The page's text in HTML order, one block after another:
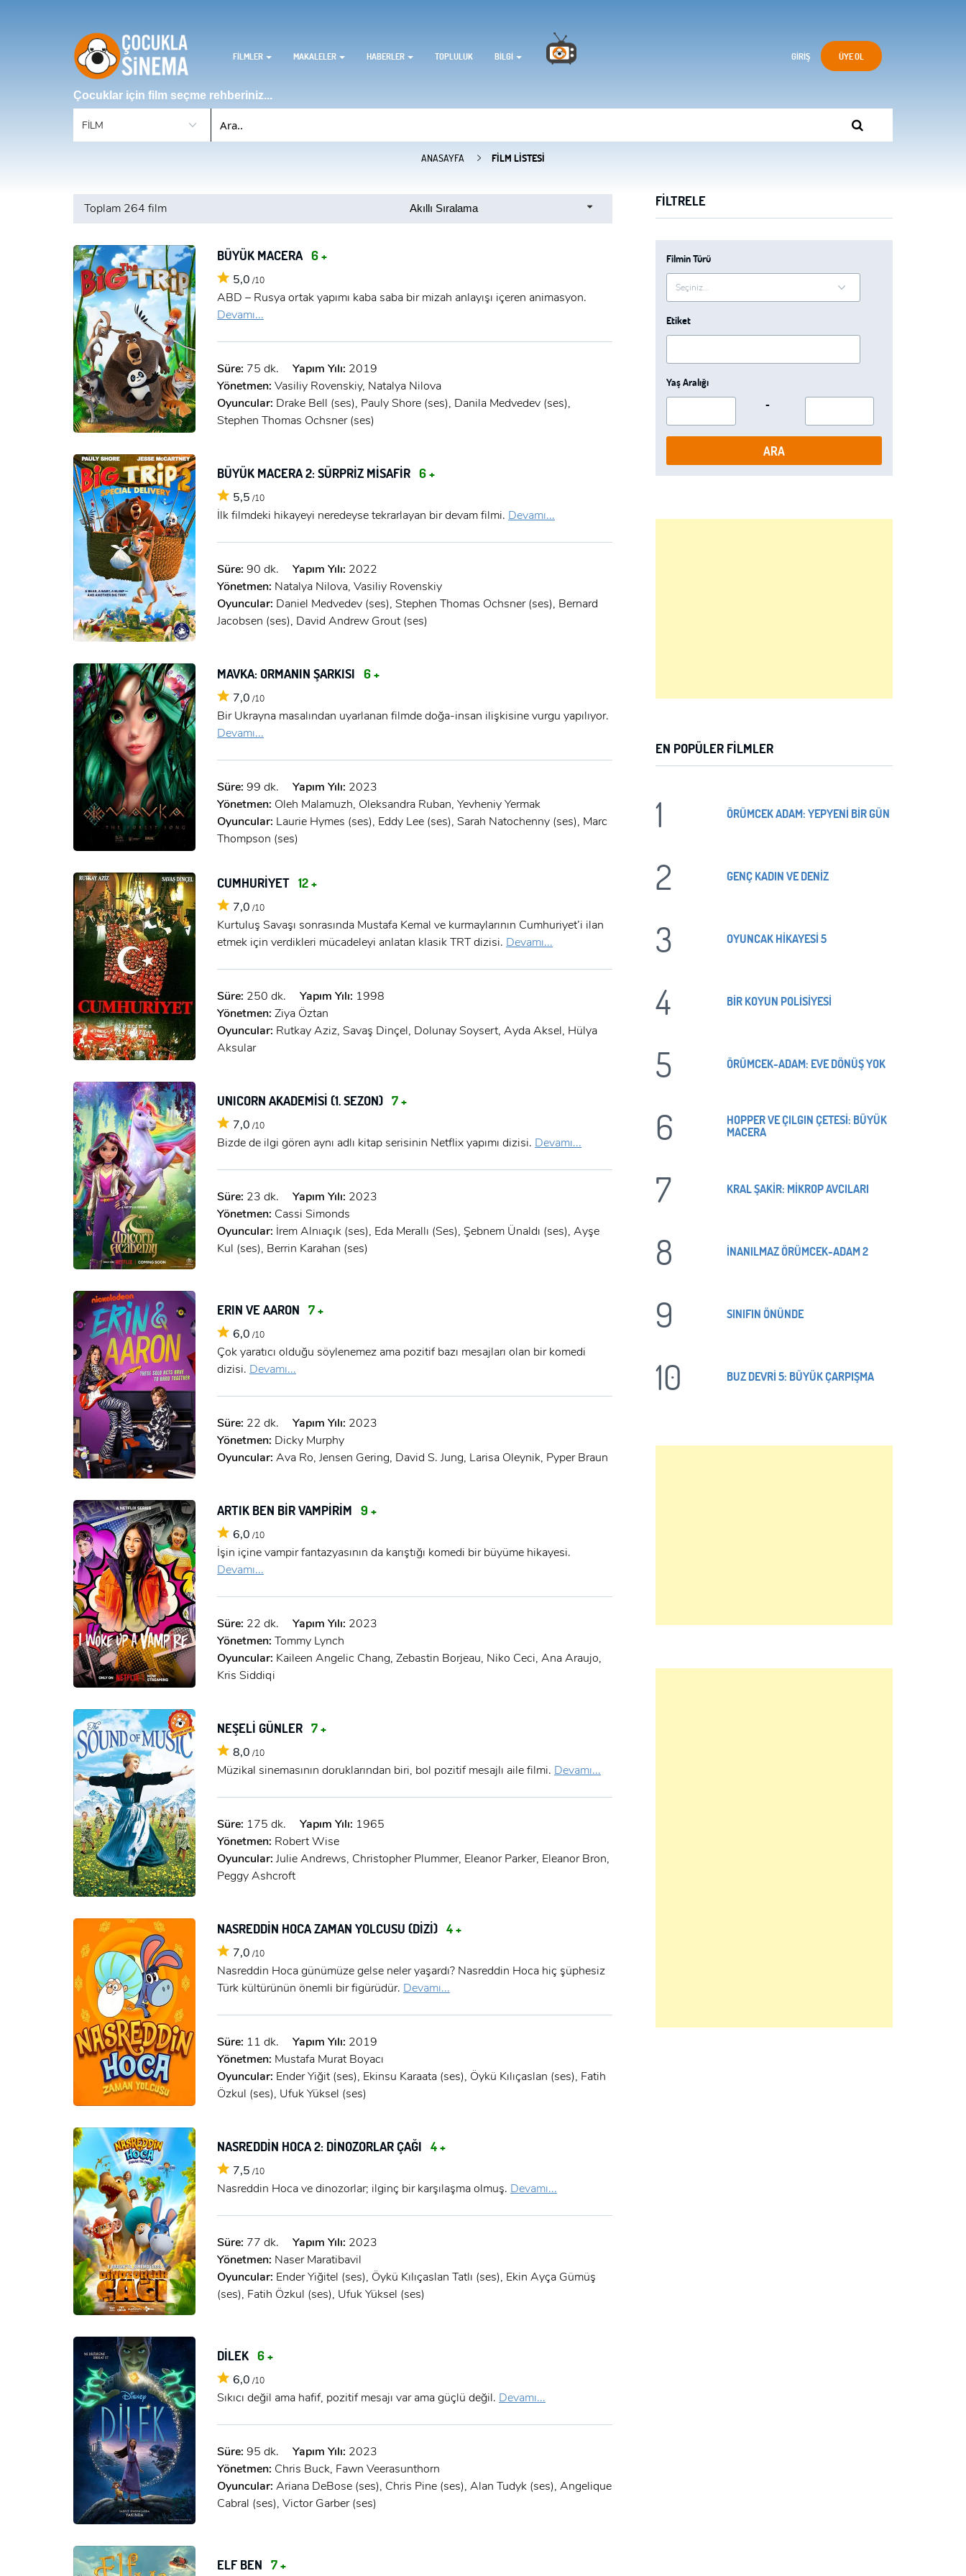
E-Posta:
Şifre:
ÜYE OL
Ad Soyad:
Şifre:
GIRIŞ
FİLMLER MAKALELER HABERLER TOPLULUK BILGI GIRIŞ ÜYE OL
Çocuklar için film seçme rehberiniz...
ANASAYFA FILM LISTESI
Toplam 264 film Akıllı Sıralama
BÜYÜK MACERA 6 +
5,0 /10
ABD – Rusya ortak yapımı kaba saba bir mizah anlayışı içeren animasyon.
Devamı...
Süre: 75 dk. Yapım Yılı: 2019
Yönetmen: Vasiliy Rovenskiy, Natalya Nilova
Oyuncular: Drake Bell (ses), Pauly Shore (ses), Danila Medvedev (ses),
Stephen Thomas Ochsner (ses)
BÜYÜK MACERA 2: SÜRPRİZ MİSAFİR 6 +
5,5 /10
İlk filmdeki hikayeyi neredeyse tekrarlayan bir devam filmi. Devamı...
Süre: 90 dk. Yapım Yılı: 2022
Yönetmen: Natalya Nilova, Vasiliy Rovenskiy
Oyuncular: Daniel Medvedev (ses), Stephen Thomas Ochsner (ses), Bernard
Jacobsen (ses), David Andrew Grout (ses)
MAVKA: ORMANIN ŞARKISI 6 +
7,0 /10
Bir Ukrayna masalından uyarlanan filmde doğa-insan ilişkisine vurgu yapılıyor.
Devamı...
Süre: 99 dk. Yapım Yılı: 2023
Yönetmen: Oleh Malamuzh, Oleksandra Ruban, Yevheniy Yermak
Oyuncular: Laurie Hymes (ses), Eddy Lee (ses), Sarah Natochenny (ses), Marc
Thompson (ses)
CUMHURİYET 12 +
7,0 /10
Kurtuluş Savaşı sonrasında Mustafa Kemal ve kurmaylarının Cumhuriyet’i ilan
etmek için verdikleri mücadeleyi anlatan klasik TRT dizisi. Devamı...
Süre: 250 dk. Yapım Yılı: 1998
Yönetmen: Ziya Öztan
Oyuncular: Rutkay Aziz, Savaş Dinçel, Dolunay Soysert, Ayda Aksel, Hülya
Aksular
UNICORN AKADEMİSİ (1. SEZON) 7 +
7,0 /10
Bizde de ilgi gören aynı adlı kitap serisinin Netflix yapımı dizisi. Devamı...
Süre: 23 dk. Yapım Yılı: 2023
Yönetmen: Cassi Simonds
Oyuncular: İrem Alnıaçık (ses), Eda Merallı (Ses), Şebnem Ünaldı (ses), Ayşe
Kul (ses), Berrin Karahan (ses)
ERIN VE AARON 7 +
6,0 /10
Çok yaratıcı olduğu söylenemez ama pozitif bazı mesajları olan bir komedi
dizisi. Devamı...
Süre: 22 dk. Yapım Yılı: 2023
Yönetmen: Dicky Murphy
Oyuncular: Ava Ro, Jensen Gering, David S. Jung, Larisa Oleynik, Pyper Braun
ARTIK BEN BİR VAMPİRİM 9 +
6,0 /10
İşin içine vampir fantazyasının da karıştığı komedi bir büyüme hikayesi.
Devamı...
Süre: 22 dk. Yapım Yılı: 2023
Yönetmen: Tommy Lynch
Oyuncular: Kaileen Angelic Chang, Zebastin Borjeau, Niko Ceci, Ana Araujo,
Kris Siddiqi
NEŞELİ GÜNLER 7 +
8,0 /10
Müzikal sinemasının doruklarından biri, bol pozitif mesajlı aile filmi. Devamı...
Süre: 175 dk. Yapım Yılı: 1965
Yönetmen: Robert Wise
Oyuncular: Julie Andrews, Christopher Plummer, Eleanor Parker, Eleanor Bron,
Peggy Ashcroft
NASREDDİN HOCA ZAMAN YOLCUSU (DIZI) 4 +
7,0 /10
Nasreddin Hoca günümüze gelse neler yaşardı? Nasreddin Hoca hiç şüphesiz
Türk kültürünün önemli bir figürüdür. Devamı...
Süre: 11 dk. Yapım Yılı: 2019
Yönetmen: Mustafa Murat Boyacı
Oyuncular: Ender Yiğit (ses), Ekinsu Karaata (ses), Öykü Kılıçaslan (ses), Fatih
Özkul (ses), Ufuk Yüksel (ses)
NASREDDİN HOCA 2: DİNOZORLAR ÇAĞI 4 +
7,5 /10
Nasreddin Hoca ve dinozorlar; ilginç bir karşılaşma olmuş. Devamı...
Süre: 77 dk. Yapım Yılı: 2023
Yönetmen: Naser Maratibavil
Oyuncular: Ender Yiğitel (ses), Öykü Kılıçaslan Tatlı (ses), Ekin Ayça Gümüş
(ses), Fatih Özkul (ses), Ufuk Yüksel (ses)
DİLEK 6 +
6,0 /10
Sıkıcı değil ama hafif, pozitif mesajı var ama güçlü değil. Devamı...
Süre: 95 dk. Yapım Yılı: 2023
Yönetmen: Chris Buck, Fawn Veerasunthorn
Oyuncular: Ariana DeBose (ses), Chris Pine (ses), Alan Tudyk (ses), Angelique
Cabral (ses), Victor Garber (ses)
ELF BEN 7 +
FILTRELE
Filmin Türü
Etiket
Yaş Aralığı
-
EN POPÜLER FILMLER
1 ÖRÜMCEK ADAM: YEPYENİ BİR GÜN
2 GENÇ KADIN VE DENİZ
3 OYUNCAK HİKAYESİ 5
4 BİR KOYUN POLİSİYESİ
5 ÖRÜMCEK-ADAM: EVE DÖNÜŞ YOK
6
HOPPER VE ÇILGIN ÇETESİ: BÜYÜK
MACERA
7 KRAL ŞAKİR: MİKROP AVCILARI
8 İNANILMAZ ÖRÜMCEK-ADAM 2
9 SINIFIN ÖNÜNDE
10 BUZ DEVRİ 5: BÜYÜK ÇARPIŞMA